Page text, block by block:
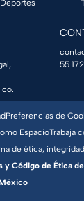
Deportes
55
Preferencias de
EspacioTrabaja
de ética,
y Código de Ética